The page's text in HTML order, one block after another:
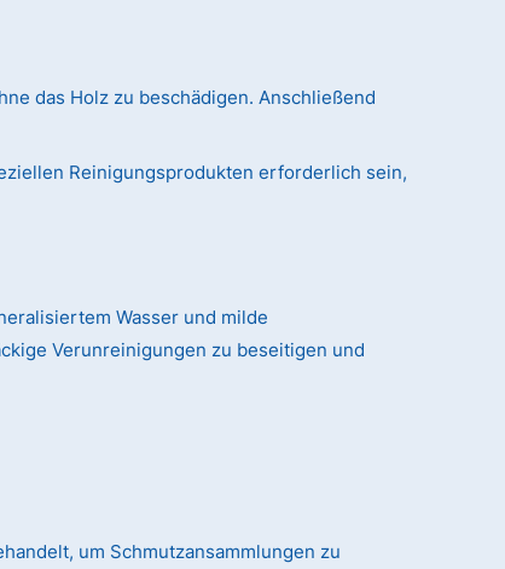
das Holz zu beschädigen. Anschließend
Reinigungsprodukten erforderlich sein,
Wasser und milde
Verunreinigungen zu beseitigen und
um Schmutzansammlungen zu